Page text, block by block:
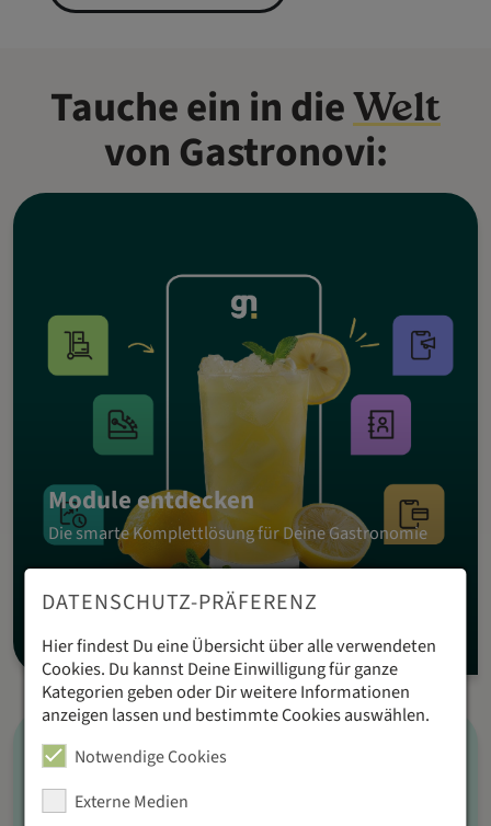
Tauche ein in dieWelt
von Gastronovi:
Module entdecken
Die smarte Komplettlösung für Deine Gastronomie
Zur Modulübersicht
DATENSCHUTZ-PRÄFERENZ
Hier findest Du eine Übersicht über alle verwendeten
Cookies. Du kannst Deine Einwilligung für ganze
Kategorien geben oder Dir weitere Informationen
anzeigen lassen und bestimmte Cookies auswählen.
Notwendige Cookies
Externe Medien